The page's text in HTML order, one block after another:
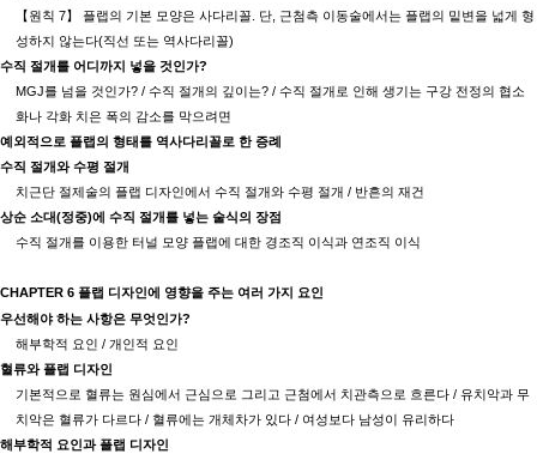
【 원칙 7】 플랩의 기본 모양은 사다리꼴 단 근첨측 이동술에서는 플랩의 밑변을 넓게 형
성하지 않는다(직선 또는 역사다리꼴)
수직 절개를 어디까지 넣을 것인가?
MGJ를 넘을 것인가? / 수직 절개의 깊이는? / 수직 절개로 인해 생기는 구강 전정의 협소
화나 각화 치은 폭의 감소를 막으려면
예외적으로 플랩의 형태를 역사다리꼴로 한 증례
수직 절개와 수평 절개
치근단 절제술의 플랩 디자인에서 수직 절개와 수평 절개 / 반흔의 재건
상순 소대(정중)에 수직 절개를 넣는 술식의 장점
수직 절개를 이용한 터널 모양 플랩에 대한 경조직 이식과 연조직 이식
CHAPTER 6 플랩 디자인에 영향을 주는 여러 가지 요인
우선해야 하는 사항은 무엇인가?
해부학적 요인
/ 개인적 요인
혈류와 플랩 디자인
기본적으로 혈류는 원심에서 근심으로 그리고 근첨에서 치관측으로 흐른다 / 유치악과 무
치악은 혈류가 다르다 / 혈류에는 개체차가 있다 / 여성보다 남성이 유리하다
해부학적 요인과 플랩 디자인